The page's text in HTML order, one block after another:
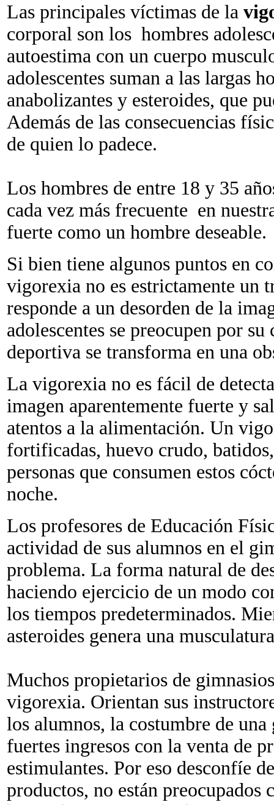
Las principales víctimas de la
corporal son los hombres
autoestima con un cuerpo
adolescentes suman a las largas
anabolizantes y esteroides, que
Además de las consecuencias
de quien lo padece.
Los hombres de entre 18 y 35
cada vez más frecuente en
fuerte como un hombre deseable.
Si bien tiene algunos puntos en
vigorexia no es estrictamente un
responde a un desorden de la
adolescentes se preocupen por
deportiva se transforma en una
La vigorexia no es fácil de
imagen aparentemente fuerte y
atentos a la alimentación. Un
fortificadas, huevo crudo,
personas que consumen estos
noche.
Los profesores de Educación
actividad de sus alumnos en el
problema. La forma natural de
haciendo ejercicio de un modo
los tiempos predeterminados.
asteroides genera una
Muchos propietarios de
vigorexia. Orientan sus
los alumnos, la costumbre de
fuertes ingresos con la venta de
estimulantes. Por eso desconfíe
productos, no están preocupados